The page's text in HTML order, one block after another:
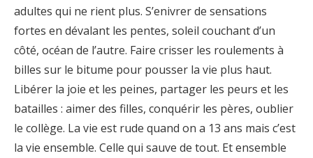
adultes qui ne rient plus. S’enivrer de sensations
fortes en dévalant les pentes, soleil couchant d’un
côté, océan de l’autre. Faire crisser les roulements à
billes sur le bitume pour pousser la vie plus haut.
Libérer la joie et les peines, partager les peurs et les
batailles : aimer des filles, conquérir les pères, oublier
le collège. La vie est rude quand on a 13 ans mais c’est
la vie ensemble. Celle qui sauve de tout. Et ensemble